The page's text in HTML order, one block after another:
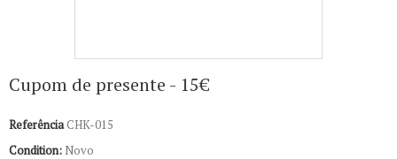
Cupom de presente - 15€
ReferênciaCHK-015
Condition: Novo